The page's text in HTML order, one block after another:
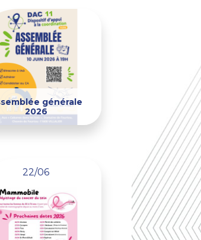
générale
2026
22/06